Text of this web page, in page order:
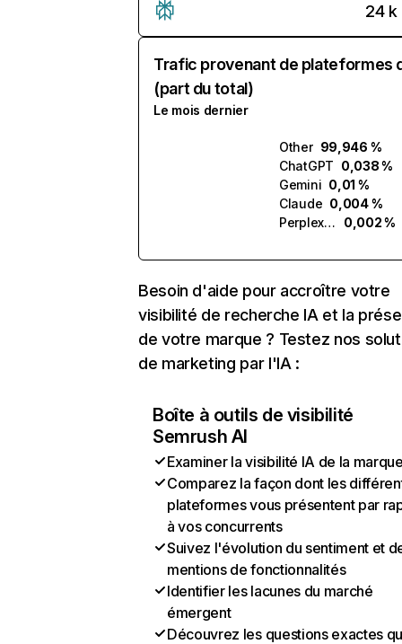
24 k
Trafic provenant de plateformes
(part du total)
Le mois dernier
Other 99,946 %
ChatGPT 0,038 %
Gemini 0,01 %
Claude 0,004 %
Perplexity
0,002 %
Besoin d'aide pour accroître votre
visibilité de recherche IA et la
de votre marque ? Testez nos
de marketing par l'IA :
Boîte à outils de visibilité
Semrush AI
Examiner la visibilité IA de la
Comparez la façon dont les
plateformes vous présentent par
à vos concurrents
Suivez l'évolution du sentiment et
mentions de fonctionnalités
Identifier les lacunes du marché
émergent
Découvrez les questions exactes